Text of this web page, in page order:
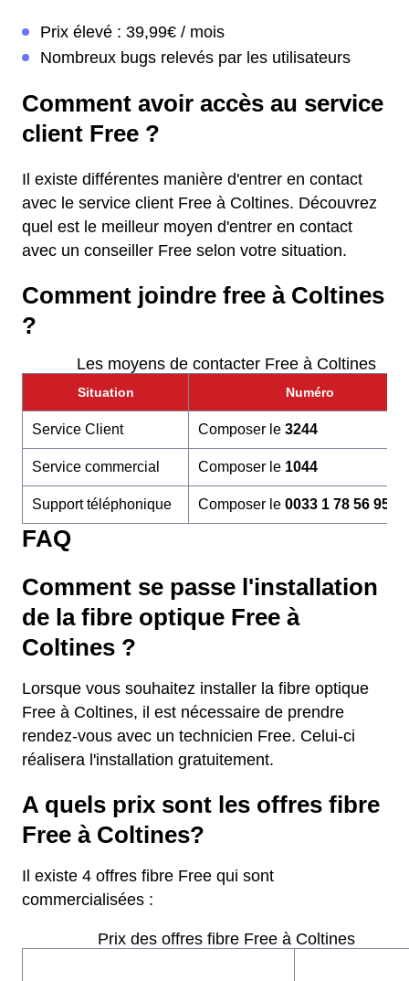
Prix élevé : 39,99€ / mois
Nombreux bugs relevés par les utilisateurs
Comment avoir accès au service
client Free ?
Il existe différentes manière d'entrer en contact
avec le service client Free à Coltines. Découvrez
quel est le meilleur moyen d'entrer en contact
avec un conseiller Free selon votre situation.
Comment joindre free à Coltines
?
Les moyens de contacter Free à Coltines
Situation Numéro
Service Client Composer le 3244
Service commercial Composer le 1044
Support téléphonique Composer le 0033 1 78 56 95 60
FAQ
Comment se passe l'installation
de la fibre optique Free à
Coltines ?
Lorsque vous souhaitez installer la fibre optique
Free à Coltines, il est nécessaire de prendre
rendez-vous avec un technicien Free. Celui-ci
réalisera l'installation gratuitement.
A quels prix sont les offres fibre
Free à Coltines?
Il existe 4 offres fibre Free qui sont
commercialisées :
Prix des offres fibre Free à Coltines